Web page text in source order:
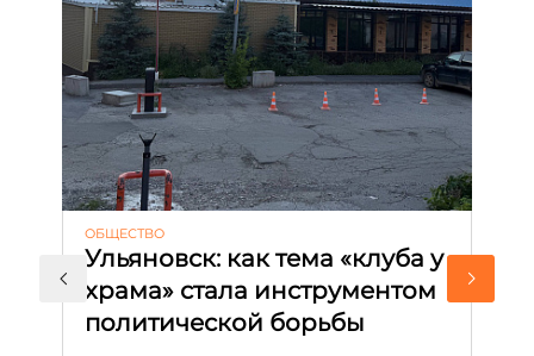
ОБЩЕСТВО
Ульяновск: как тема «клуба у
храма» стала инструментом
политической борьбы